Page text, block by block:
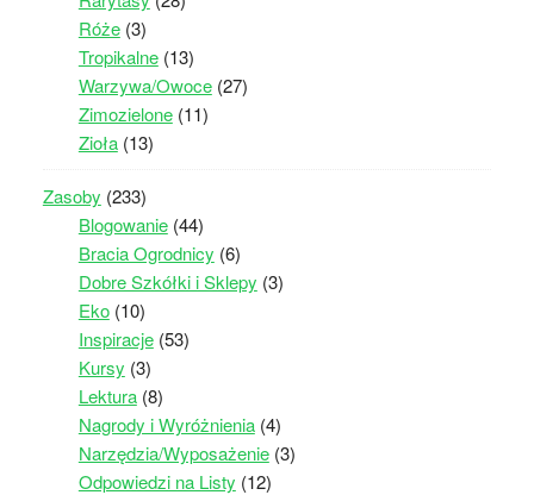
Róże(3)
Tropikalne(13)
Warzywa/Owoce(27)
Zimozielone(11)
Zioła(13)
Zasoby (233)
Blogowanie(44)
Bracia Ogrodnicy (6)
Dobre Szkółki i Sklepy (3)
Eko(10)
Inspiracje(53)
Kursy (3)
Lektura(8)
Nagrody i Wyróżnienia(4)
Narzędzia/Wyposażenie(3)
Odpowiedzi na Listy (12)